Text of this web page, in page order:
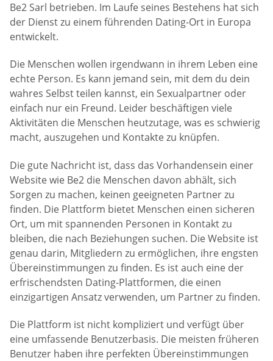
Be2 Sarl betrieben. Im Laufe seines Bestehens hat sich
der Dienst zu einem führenden Dating-Ort in Europa
entwickelt.
Die Menschen wollen irgendwann in ihrem Leben eine
echte Person. Es kann jemand sein, mit dem du dein
wahres Selbst teilen kannst, ein Sexualpartner oder
einfach nur ein Freund. Leider beschäftigen viele
Aktivitäten die Menschen heutzutage, was es schwierig
macht, auszugehen und Kontakte zu knüpfen.
Die gute Nachricht ist, dass das Vorhandensein einer
Website wie Be2 die Menschen davon abhält, sich
Sorgen zu machen, keinen geeigneten Partner zu
finden. Die Plattform bietet Menschen einen sicheren
Ort, um mit spannenden Personen in Kontakt zu
bleiben, die nach Beziehungen suchen. Die Website ist
genau darin, Mitgliedern zu ermöglichen, ihre engsten
Übereinstimmungen zu finden. Es ist auch eine der
erfrischendsten Dating-Plattformen, die einen
einzigartigen Ansatz verwenden, um Partner zu finden.
Die Plattform ist nicht kompliziert und verfügt über
eine umfassende Benutzerbasis. Die meisten früheren
Benutzer haben ihre perfekten Übereinstimmungen